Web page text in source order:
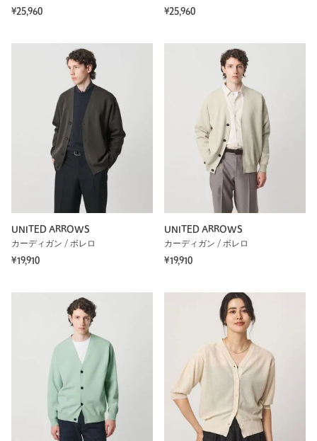
¥25,960
¥25,960
UNITED ARROWS
カーディガン / ボレロ
¥19,910
UNITED ARROWS
カーディガン / ボレロ
¥19,910